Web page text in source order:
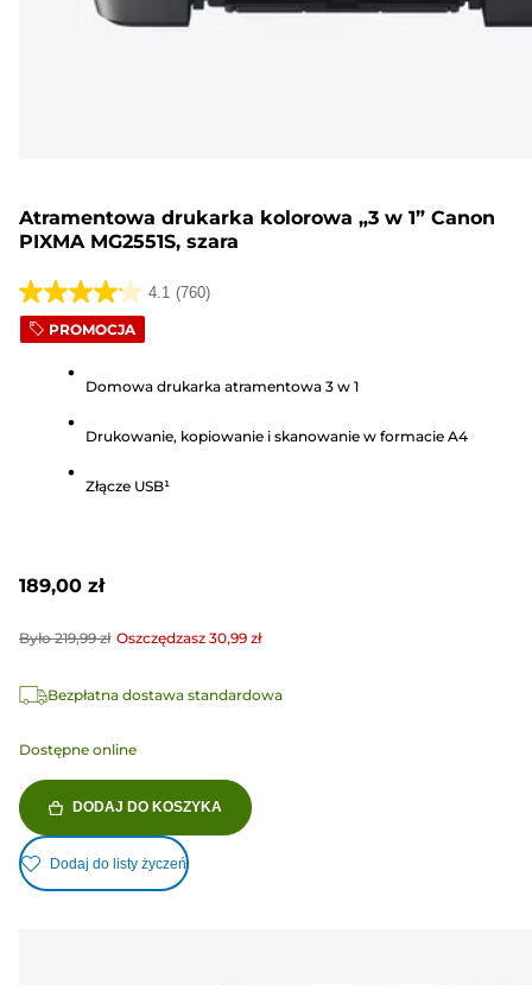
Atramentowa drukarka kolorowa „3 w 1” Canon
PIXMA MG2551S, szara
4.1 (760)
4.1
na
gwiazdek.
Recenzji
PROMOCJA
Domowa drukarka atramentowa 3 w 1
Drukowanie, kopiowanie i skanowanie w formacie A4
Złącze USB¹
189,00 zł
Było219,99 zł Oszczędzasz 30,99 zł
Bezpłatna dostawa standardowa
Dostępne online
DODAJ DO KOSZYKA
Dodaj do listy życzeń